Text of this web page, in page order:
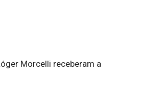
Morcelli receberam a